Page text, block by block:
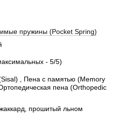
пружины (Pocket Spring)
- 5/5)
, Пена с памятью (Memory
пена (Orthopedic
прошитый льном